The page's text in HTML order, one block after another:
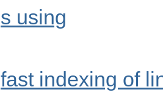
s using
fast indexing of